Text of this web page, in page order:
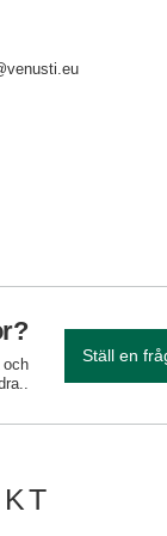
och
Ställ en